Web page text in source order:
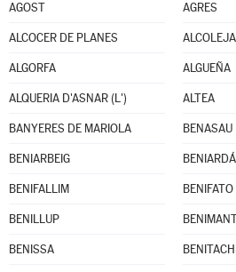
AGOST AGRES
ALCOCER DE PLANES ALCOLEJA
ALGORFA ALGUEÑA
ALQUERIA D'ASNAR (L') ALTEA
BANYERES DE MARIOLA BENASAU
BENIARBEIG BENIARDÁ
BENIFALLIM BENIFATO
BENILLUP
BENISSA